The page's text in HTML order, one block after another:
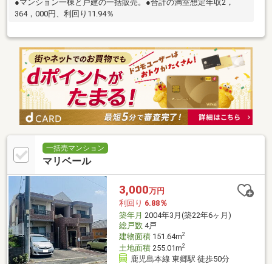
●マンション一棟と戸建の一括販売。●合計の満室想定年収2，
364，000円、利回り11.94％
一括売マンション
マリベール
3,000万円
利回り 6.88％
築年月 2004年3月(築22年6ヶ月)
総戸数4戸
建物面積151.64m2
土地面積255.01m2
鹿児島本線 東郷駅 徒歩50分